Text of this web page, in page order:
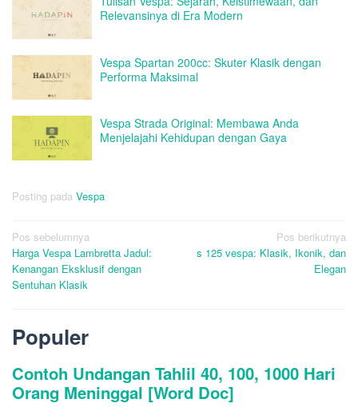
Relevansinya di Era Modern
Vespa Spartan 200cc: Skuter Klasik dengan
Performa Maksimal
Vespa Strada Original: Membawa Anda
Menjelajahi Kehidupan dengan Gaya
Posting pada Vespa
Navigasi
pos
Pos sebelumnya
Harga Vespa Lambretta Jadul:
Kenangan Eksklusif dengan
Sentuhan Klasik
Pos berikutnya
s 125 vespa: Klasik, Ikonik, dan
Elegan
Populer